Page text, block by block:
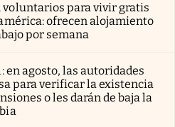
voluntarios para vivir gratis
ofrecen alojamiento
por semana
en agosto, las autoridades
para verificar la existencia
o les darán de baja la